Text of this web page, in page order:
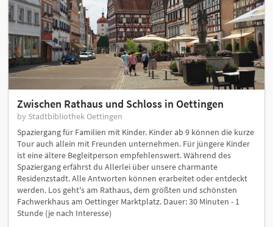
Zwischen Rathaus und Schloss in Oettingen
by Stadtbibliothek Oettingen
Spaziergang für Familien mit Kinder. Kinder ab 9 können die kurze
Tour auch allein mit Freunden unternehmen. Für jüngere Kinder
ist eine ältere Begleitperson empfehlenswert. Während des
Spaziergang erfährst du Allerlei über unsere charmante
Residenzstadt. Alle Antworten können erarbeitet oder entdeckt
werden. Los geht's am Rathaus, dem größten und schönsten
Fachwerkhaus am Oettinger Marktplatz. Dauer: 30 Minuten - 1
Stunde (je nach Interesse)